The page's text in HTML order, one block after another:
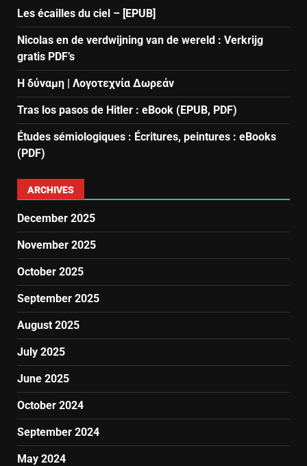
Les écailles du ciel – [EPUB]
Nicolas en de verdwijning van de wereld : Verkrijg
gratis PDF’s
Η δύναμη | Λογοτεχνία Δωρεάν
Tras los pasos de Hitler : eBook (EPUB, PDF)
Études sémiologiques : Écritures, peintures : eBooks
(PDF)
ARCHIVES
December 2025
November 2025
October 2025
September 2025
August 2025
July 2025
June 2025
October 2024
September 2024
May 2024